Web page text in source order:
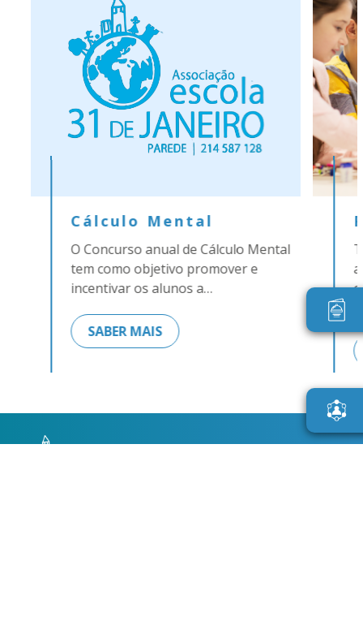
Cálculo Mental
O Concurso anual de Cálculo Mental
tem como objetivo promover e
incentivar os alunos a…
SABER MAIS